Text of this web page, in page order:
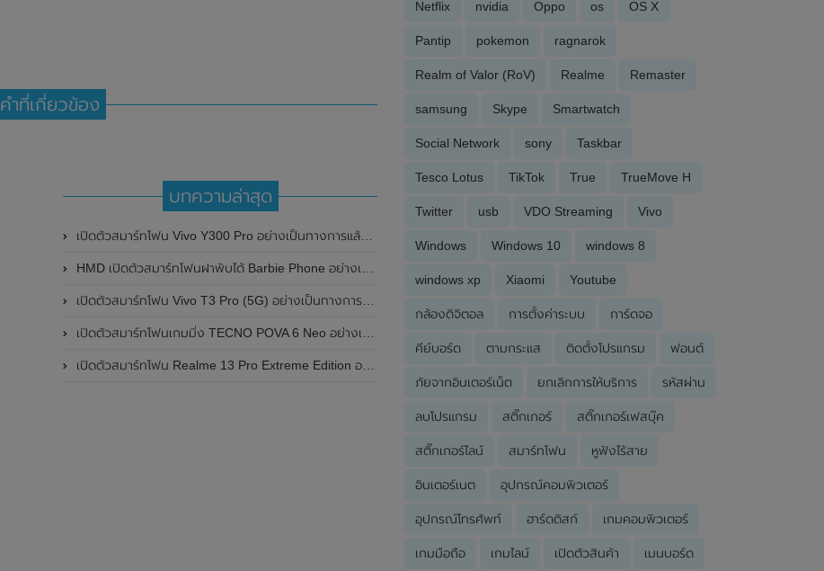
คำที่เกี่ยวข้อง
บทความล่าสุด
เปิดตัวสมาร์ทโฟน Vivo Y300 Pro อย่างเป็นทางการแล้วในประเทศจีน มาพร้อมดีไซน์พรีเมี่ยม ทนทาน และแบตเตอรี่สุดอึดขนาดใหญ่ 6,500mAh พร้อมรองรับการชาร์จไว 80W
HMD เปิดตัวสมาร์ทโฟนฝาพับได้ Barbie Phone อย่างเป็นทางการแล้ว มาพร้อมธีมสีชมพูสดใส
เปิดตัวสมาร์ทโฟน Vivo T3 Pro (5G) อย่างเป็นทางการแล้วในประเทศอินเดีย
เปิดตัวสมาร์ทโฟนเกมมิ่ง TECNO POVA 6 Neo อย่างเป็นทางการแล้วในประเทศไทย ในราคา 8,499 บาท
เปิดตัวสมาร์ทโฟน Realme 13 Pro Extreme Edition อย่างเป็นทางการแล้วในประเทศจีน
Netflix nvidia Oppo os OS X
Pantip pokemon ragnarok
Realm of Valor (RoV) Realme Remaster
samsung Skype Smartwatch
Social Network sony Taskbar
Tesco Lotus TikTok True TrueMove H
Twitter usb VDO Streaming Vivo
Windows Windows 10 windows 8
windows xp Xiaomi Youtube
กล้องดิจิตอล การตั้งค่าระบบ การ์ดจอ
คีย์บอร์ด ตามกระแส ติดตั้งโปรแกรม ฟอนต์
ภัยจากอินเตอร์เน็ต ยกเลิกการให้บริการ รหัสผ่าน
ลบโปรแกรม สติ๊กเกอร์ สติ๊กเกอร์เฟสบุ๊ค
สติ๊กเกอร์ไลน์ สมาร์ทโฟน หูฟังไร้สาย
อินเตอร์เนต อุปกรณ์คอมพิวเตอร์
อุปกรณ์โทรศัพท์ ฮาร์ดดิสก์ เกมคอมพิวเตอร์
เกมมือถือ เกมไลน์ เปิดตัวสินค้า เมนบอร์ด